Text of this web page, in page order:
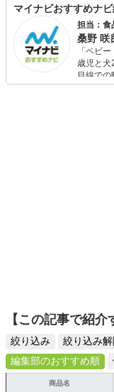
イベート
人余りをお迎えし
本酒、ス
欠かさな
マイナビおすすめナ
担当：食
桑野 咲
「ベビ
歳児と犬
目線での
食品選び
【この記事で紹介
絞り込み
絞り込み解
編集部のおすすめ順
商品名